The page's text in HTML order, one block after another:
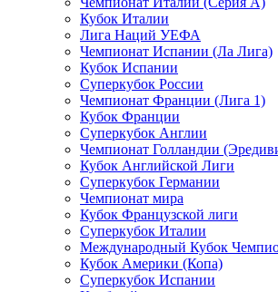
Кубок Италии
Лига Наций УЕФА
Чемпионат Испании (Ла Лига)
Кубок Испании
Суперкубок России
Чемпионат Франции (Лига 1)
Кубок Франции
Суперкубок Англии
Чемпионат Голландии
Кубок Английской Лиги
Суперкубок Германии
Чемпионат мира
Кубок Французской лиги
Суперкубок Италии
Международный Кубок
Кубок Америки (Копа)
Суперкубок Испании